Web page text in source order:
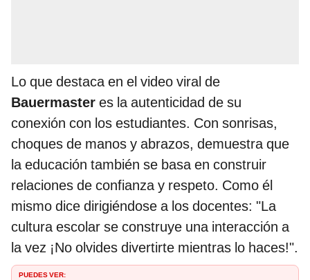
Lo que destaca en el video viral de
Bauermaster es la autenticidad de su
conexión con los estudiantes. Con sonrisas,
choques de manos y abrazos, demuestra que
la educación también se basa en construir
relaciones de confianza y respeto. Como él
mismo dice dirigiéndose a los docentes: "La
cultura escolar se construye una interacción a
la vez ¡No olvides divertirte mientras lo haces!".
PUEDES VER: